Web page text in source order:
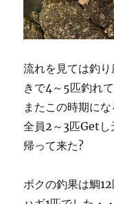
流れを見ては釣
きで4～5匹釣れて
またこの時期に
全員2～3匹Getし
帰って来た?
ボクの釣果は鯛